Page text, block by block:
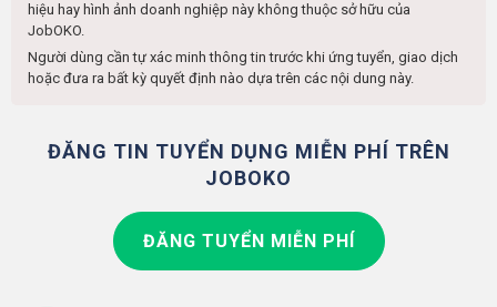
hiệu hay hình ảnh doanh nghiệp này không thuộc sở hữu của
JobOKO.
Người dùng cần tự xác minh thông tin trước khi ứng tuyển, giao dịch
hoặc đưa ra bất kỳ quyết định nào dựa trên các nội dung này.
ĐĂNG TIN TUYỂN DỤNG MIỄN PHÍ TRÊN
JOBOKO
ĐĂNG TUYỂN MIỄN PHÍ